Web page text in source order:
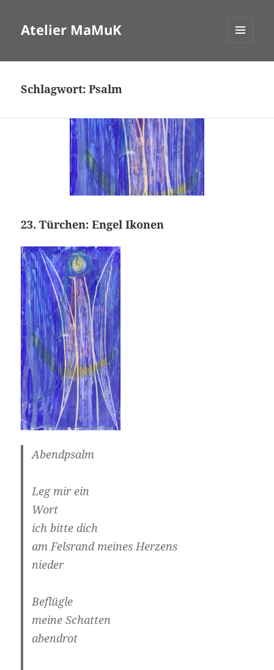
Atelier MaMuK
Schlagwort:Psalm
23. Türchen: Engel Ikonen
Abendpsalm
Leg mir ein
Wort
ich bitte dich
am Felsrand meines Herzens
nieder
Beflügle
meine Schatten
abendrot